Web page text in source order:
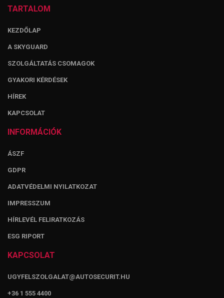
TARTALOM
KEZDŐLAP
A SKYGUARD
SZOLGÁLTATÁS CSOMAGOK
GYAKORI KÉRDÉSEK
HÍREK
KAPCSOLAT
INFORMÁCIÓK
ÁSZF
GDPR
ADATVÉDELMI NYILATKOZAT
IMPRESSZUM
HÍRLEVÉL FELIRATKOZÁS
ESG RIPORT
KAPCSOLAT
UGYFELSZOLGALAT@AUTOSECURIT.HU
+36 1 555 4400